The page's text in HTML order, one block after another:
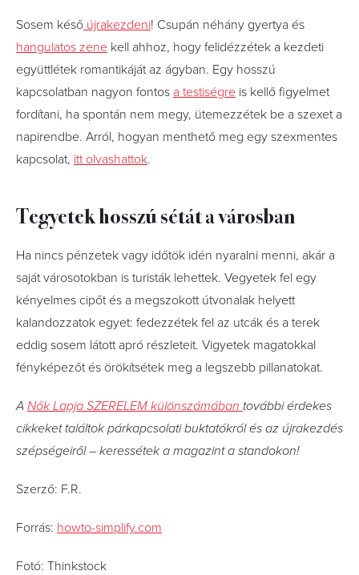
Sosem késő újrakezdeni! Csupán néhány gyertya és
hangulatos zene kell ahhoz, hogy felidézzétek a kezdeti
együttlétek romantikáját az ágyban. Egy hosszú
kapcsolatban nagyon fontos a testiségre is kellő figyelmet
fordítani, ha spontán nem megy, ütemezzétek be a szexet a
napirendbe. Arról, hogyan menthető meg egy szexmentes
kapcsolat, itt olvashattok.
Tegyetek hosszú sétát a városban
Ha nincs pénzetek vagy időtök idén nyaralni menni, akár a
saját városotokban is turisták lehettek. Vegyetek fel egy
kényelmes cipőt és a megszokott útvonalak helyett
kalandozzatok egyet: fedezzétek fel az utcák és a terek
eddig sosem látott apró részleteit. Vigyetek magatokkal
fényképezőt és örökítsétek meg a legszebb pillanatokat.
A Nők Lapja SZERELEM különszámában további érdekes
cikkeket találtok párkapcsolati buktatókról és az újrakezdés
szépségeiről – keressétek a magazint a standokon!
Szerző: F.R.
Forrás: howto-simplify.com
Fotó: Thinkstock